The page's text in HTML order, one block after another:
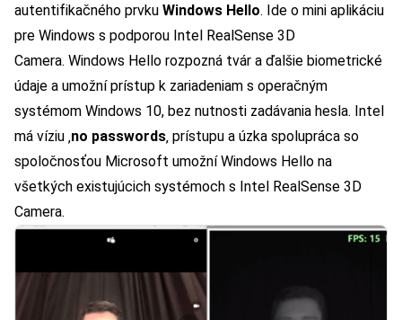
autentifikačného prvku Windows Hello. Ide o mini aplikáciu
pre Windows s podporou Intel RealSense 3D
Camera. Windows Hello rozpozná tvár a ďalšie biometrické
údaje a umožní prístup k zariadeniam s operačným
systémom Windows 10, bez nutnosti zadávania hesla. Intel
má víziu ‚ no passwords ‚ prístupu a úzka spolupráca so
spoločnosťou Microsoft umožní Windows Hello na
všetkých existujúcich systémoch s Intel RealSense 3D
Camera.